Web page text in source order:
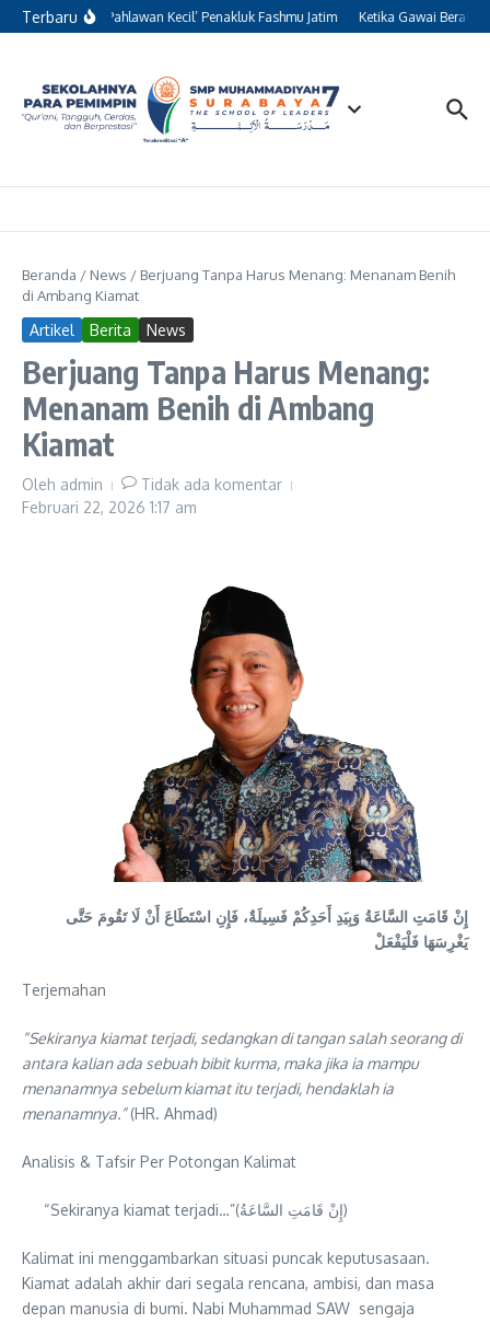
Lewati ke konten
Terbaru
Kisah 13 ‘Pahlawan Kecil’ Penakluk Fashmu Jatim Ketika Gawai Beralih
Beranda / News / Berjuang Tanpa Harus Menang: Menanam Benih
di Ambang Kiamat
Artikel Berita News
Berjuang Tanpa Harus Menang:
Menanam Benih di Ambang
Kiamat
Oleh admin
Tidak ada komentar
Februari 22, 2026 1:17 am
إِنْ قَامَتِ السَّاعَةُ وَبِيَدِ أَحَدِكُمْ فَسِيلَةٌ، فَإِنِ اسْتَطَاعَ أَنْ لَا تَقُومَ حَتَّى
يَغْرِسَهَا فَلْيَفْعَلْ
Terjemahan
“Sekiranya kiamat terjadi, sedangkan di tangan salah seorang di
antara kalian ada sebuah bibit kurma, maka jika ia mampu
menanamnya sebelum kiamat itu terjadi, hendaklah ia
menanamnya.”(HR. Ahmad)
Analisis & Tafsir Per Potongan Kalimat
“Sekiranya kiamat terjadi…”(إِنْ قَامَتِ السَّاعَةُ)
Kalimat ini menggambarkan situasi puncak keputusasaan.
Kiamat adalah akhir dari segala rencana, ambisi, dan masa
depan manusia di bumi. Nabi Muhammad SAW sengaja